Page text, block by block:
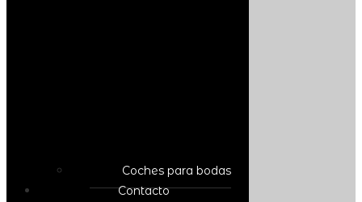
Coches para bodas
Contacto